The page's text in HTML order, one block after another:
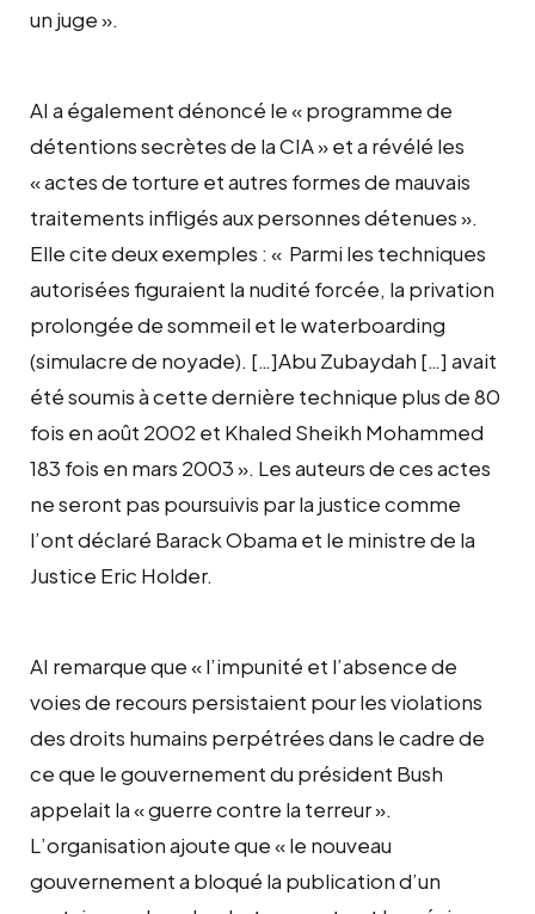
un juge ».
AI a également dénoncé le « programme de
détentions secrètes de la CIA » et a révélé les
« actes de torture et autres formes de mauvais
traitements infligés aux personnes détenues ».
Elle cite deux exemples : « Parmi les techniques
autorisées figuraient la nudité forcée, la privation
prolongée de sommeil et le waterboarding
(simulacre de noyade). […]Abu Zubaydah […] avait
été soumis à cette dernière technique plus de 80
fois en août 2002 et Khaled Sheikh Mohammed
183 fois en mars 2003 ». Les auteurs de ces actes
ne seront pas poursuivis par la justice comme
l’ont déclaré Barack Obama et le ministre de la
Justice Eric Holder.
AI remarque que « l’impunité et l’absence de
voies de recours persistaient pour les violations
des droits humains perpétrées dans le cadre de
ce que le gouvernement du président Bush
appelait la « guerre contre la terreur ».
L’organisation ajoute que « le nouveau
gouvernement a bloqué la publication d’un